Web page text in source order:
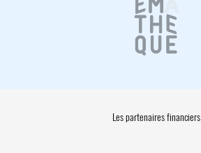
Les partenaires financiers